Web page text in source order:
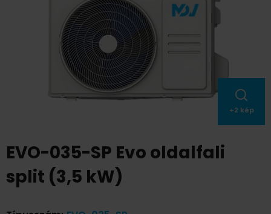
+2 kép
EVO-035-SP Evo oldalfali
split (3,5 kW)